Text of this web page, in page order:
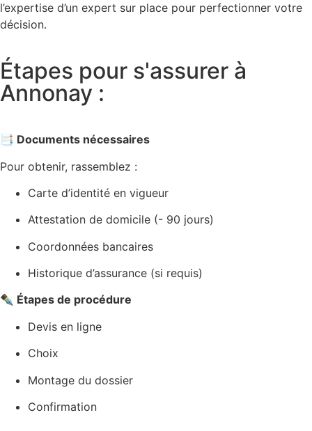
l’expertise d’un expert sur place pour perfectionner votre
décision.
Étapes pour s'assurer à
Annonay :
📑 Documents nécessaires
Pour obtenir, rassemblez :
Carte d’identité en vigueur
Attestation de domicile (- 90 jours)
Coordonnées bancaires
Historique d’assurance (si requis)
✒️ Étapes de procédure
Devis en ligne
Choix
Montage du dossier
Confirmation